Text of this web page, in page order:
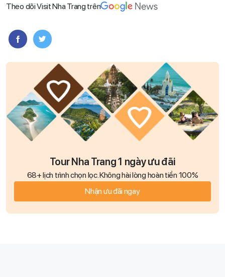
Theo dõi Visit Nha Trang trên
Tour Nha Trang 1 ngày ưu đãi
68+ lịch trình chọn lọc. Không hài lòng hoàn tiền 100%
Nhận ưu đãi ngay